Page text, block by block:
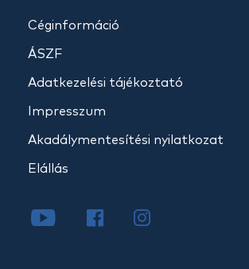
Céginformáció
ÁSZF
Adatkezelési tájékoztató
Impresszum
Akadálymentesítési nyilatkozat
Elállás